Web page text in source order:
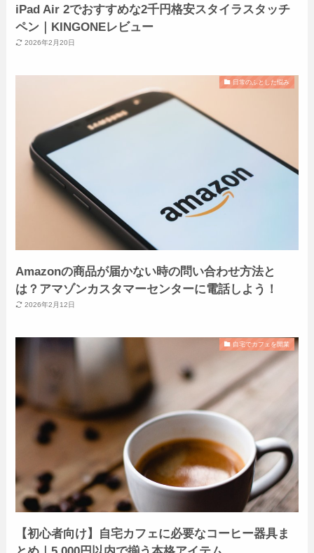
iPad Air 2でおすすめな2千円格安スタイラスタッチ
ペン｜KINGONEレビュー
2026年2月20日
日常のふとした悩み
Amazonの商品が届かない時の問い合わせ方法と
は？アマゾンカスタマーセンターに電話しよう！
2026年2月12日
自宅でカフェを開業
【初心者向け】自宅カフェに必要なコーヒー器具ま